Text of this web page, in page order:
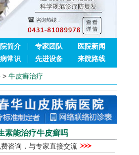
简介 专家团队
医院新闻
常识 先进设备 来院路线
> 牛皮癣治疗
素能治疗牛皮癣吗
费咨询，与专家直接交流